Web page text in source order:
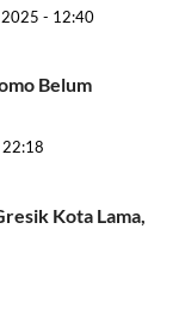
2025 - 12:40
Belum
22:18
Kota Lama,